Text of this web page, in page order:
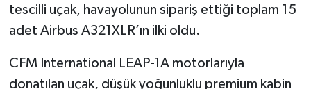
tescilli uçak, havayolunun sipariş ettiği toplam 15
adet Airbus A321XLR’ın ilki oldu.
CFM International LEAP-1A motorlarıyla
donatılan uçak, düşük yoğunluklu premium kabin